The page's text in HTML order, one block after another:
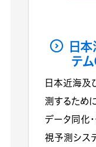
日
テ
日本近海及
測するため
データ同化
視予測シス